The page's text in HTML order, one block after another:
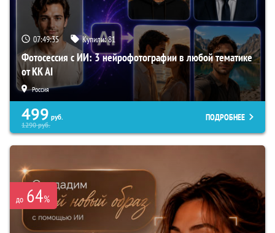
07:49:34 Купили:81
Фотосессия с ИИ: 3 нейрофотографии в любой тематике
от KK AI
Россия
499 руб.
1290руб.
ПОДРОБНЕЕ
до 64%